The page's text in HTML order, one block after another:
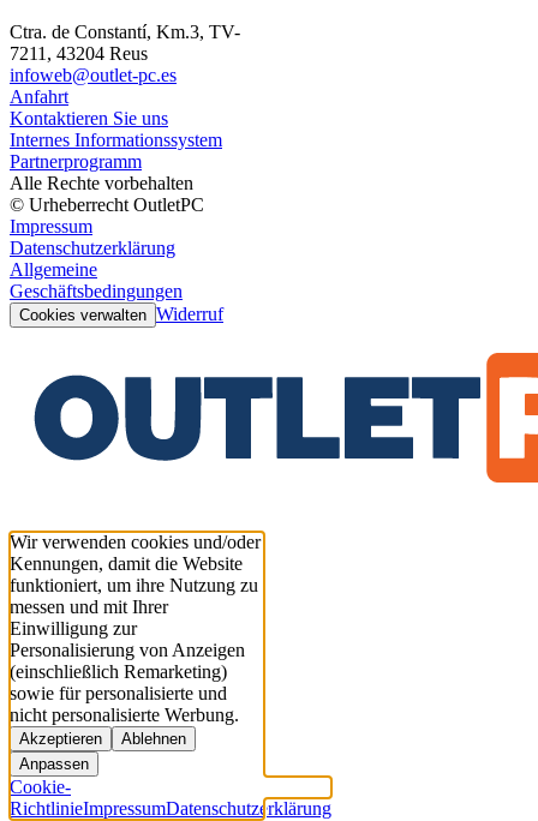
Ctra. de Constantí, Km.3, TV-
7211, 43204 Reus
infoweb@outlet-pc.es
Anfahrt
Kontaktieren Sie uns
Internes Informationssystem
Partnerprogramm
Alle Rechte vorbehalten
© Urheberrecht OutletPC
Impressum
Datenschutzerklärung
Allgemeine
Geschäftsbedingungen
Cookies verwalten Widerruf
Wir verwenden cookies und/oder
Kennungen, damit die Website
funktioniert, um ihre Nutzung zu
messen und mit Ihrer
Einwilligung zur
Personalisierung von Anzeigen
(einschließlich Remarketing)
sowie für personalisierte und
nicht personalisierte Werbung.
Akzeptieren
Ablehnen
Anpassen
Cookie-
RichtlinieImpressumDatenschutzerklärung